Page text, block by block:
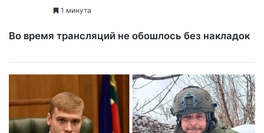
1 минута
Во время трансляций не обошлось без накладок